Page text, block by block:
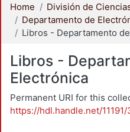
Home
Libros -
Electrónica
Permanent URI for this
https://hdl.handle.net/